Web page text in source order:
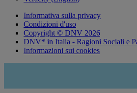
Informativa sulla privacy
Condizioni d'uso
Copyright © DNV 2026
DNV* in Italia - Ragioni Sociali e
Informazioni sui cookies